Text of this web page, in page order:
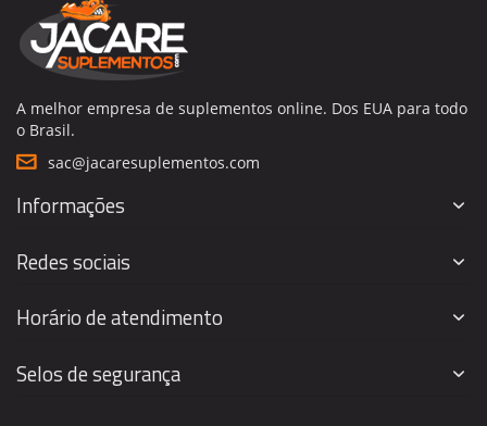
A melhor empresa de suplementos online. Dos EUA para todo
o Brasil.
sac@jacaresuplementos.com
Informações
Redes sociais
Horário de atendimento
Selos de segurança